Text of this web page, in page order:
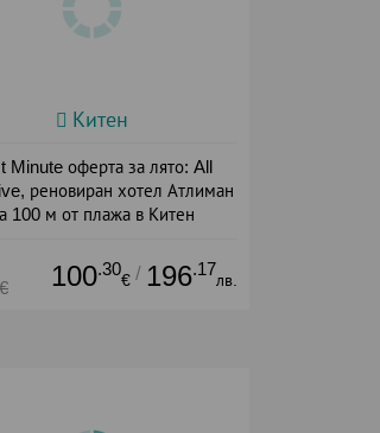
Китен
Minute оферта за лято: All
реновиран хотел Атлиман
100 м от плажа в Китен
100.30
€ / 196.17
лв.